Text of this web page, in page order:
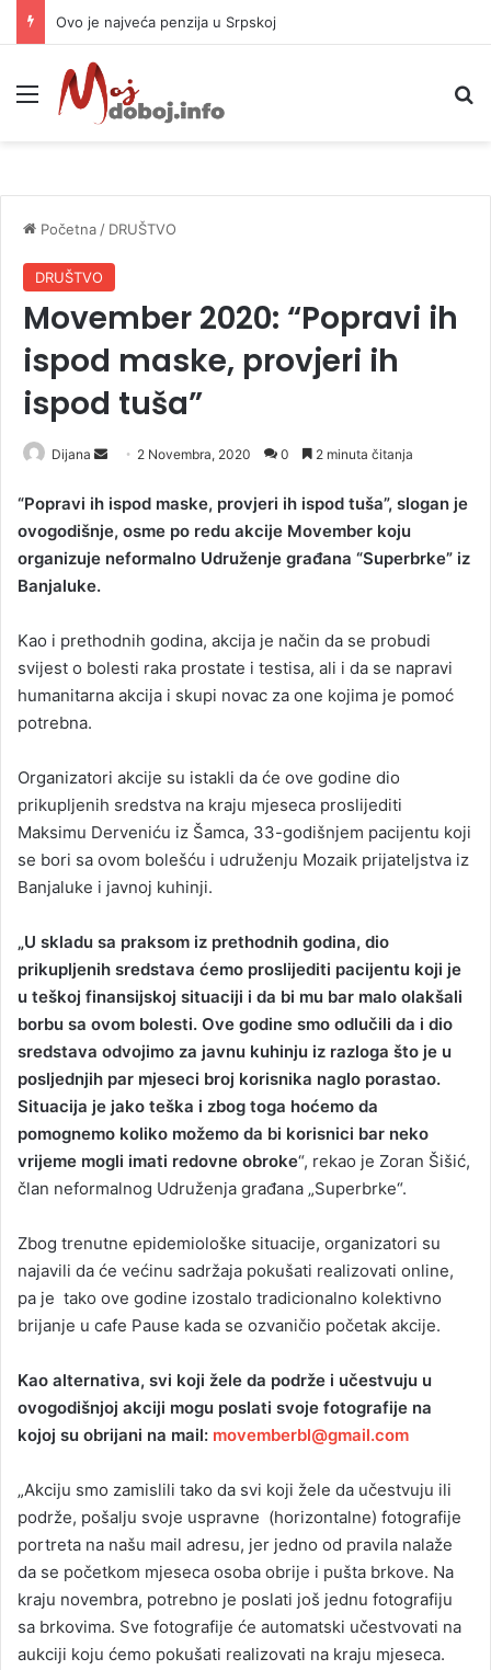
Ovo je najveća penzija u Srpskoj
Meni
Početna / DRUŠTVO
DRUŠTVO
Movember 2020: “Popravi ih
ispod maske, provjeri ih
ispod tuša”
Dijana
n
d
a
m
a
i
2 Novembra, 2020 0 2 minuta čitanja
“Popravi ih ispod maske, provjeri ih ispod tuša”, slogan je
ovogodišnje, osme po redu akcije Movember koju
organizuje neformalno Udruženje građana “Superbrke” iz
Banjaluke.
Kao i prethodnih godina, akcija je način da se probudi
svijest o bolesti raka prostate i testisa, ali i da se napravi
humanitarna akcija i skupi novac za one kojima je pomoć
potrebna.
Organizatori akcije su istakli da će ove godine dio
prikupljenih sredstva na kraju mjeseca proslijediti
Maksimu Derveniću iz Šamca, 33-godišnjem pacijentu koji
se bori sa ovom bolešću i udruženju Mozaik prijateljstva iz
Banjaluke i javnoj kuhinji.
„U skladu sa praksom iz prethodnih godina, dio
prikupljenih sredstava ćemo proslijediti pacijentu koji je
u teškoj finansijskoj situaciji i da bi mu bar malo olakšali
borbu sa ovom bolesti. Ove godine smo odlučili da i dio
sredstava odvojimo za javnu kuhinju iz razloga što je u
posljednjih par mjeseci broj korisnika naglo porastao.
Situacija je jako teška i zbog toga hoćemo da
pomognemo koliko možemo da bi korisnici bar neko
vrijeme mogli imati redovne obroke“, rekao je Zoran Šišić,
član neformalnog Udruženja građana „Superbrke“.
Zbog trenutne epidemiološke situacije, organizatori su
najavili da će većinu sadržaja pokušati realizovati online,
pa je tako ove godine izostalo tradicionalno kolektivno
brijanje u cafe Pause kada se ozvaničio početak akcije.
Kao alternativa, svi koji žele da podrže i učestvuju u
ovogodišnjoj akciji mogu poslati svoje fotografije na
kojoj su obrijani na mail: movemberbl@gmail.com
„Akciju smo zamislili tako da svi koji žele da učestvuju ili
podrže, pošalju svoje uspravne (horizontalne) fotografije
portreta na našu mail adresu, jer jedno od pravila nalaže
da se početkom mjeseca osoba obrije i pušta brkove. Na
kraju novembra, potrebno je poslati još jednu fotografiju
sa brkovima. Sve fotografije će automatski učestvovati na
aukciji koju ćemo pokušati realizovati na kraju mjeseca.